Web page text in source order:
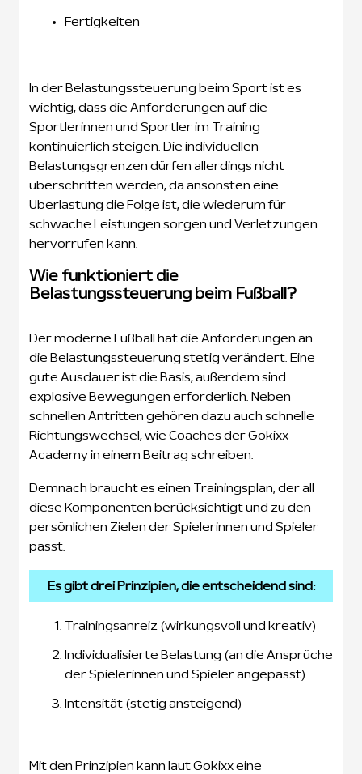
Fertigkeiten
In der Belastungssteuerung beim Sport ist es
wichtig, dass die Anforderungen auf die
Sportlerinnen und Sportler im Training
kontinuierlich steigen. Die individuellen
Belastungsgrenzen dürfen allerdings nicht
überschritten werden, da ansonsten eine
Überlastung die Folge ist, die wiederum für
schwache Leistungen sorgen und Verletzungen
hervorrufen kann.
Wie funktioniert die
Belastungssteuerung beim Fußball?
Der moderne Fußball hat die Anforderungen an
die Belastungssteuerung stetig verändert. Eine
gute Ausdauer ist die Basis, außerdem sind
explosive Bewegungen erforderlich. Neben
schnellen Antritten gehören dazu auch schnelle
Richtungswechsel, wie Coaches der Gokixx
Academy in einem Beitrag schreiben.
Demnach braucht es einen Trainingsplan, der all
diese Komponenten berücksichtigt und zu den
persönlichen Zielen der Spielerinnen und Spieler
passt.
Es gibt drei Prinzipien, die entscheidend sind:
Trainingsanreiz (wirkungsvoll und kreativ)
Individualisierte Belastung (an die Ansprüche
der Spielerinnen und Spieler angepasst)
Intensität (stetig ansteigend)
Mit den Prinzipien kann laut Gokixx eine